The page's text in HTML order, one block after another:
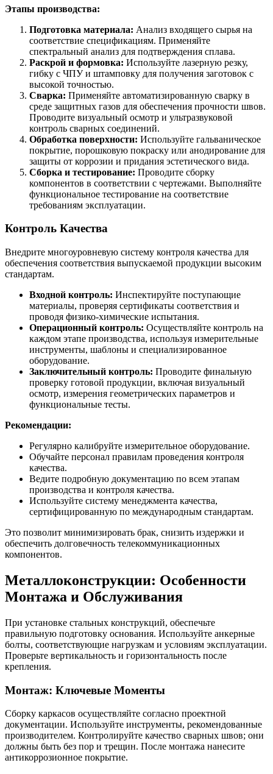
Этапы производства:
Подготовка материала: Анализ входящего сырья на
соответствие спецификациям. Применяйте
спектральный анализ для подтверждения сплава.
Раскрой и формовка: Используйте лазерную резку,
гибку с ЧПУ и штамповку для получения заготовок с
высокой точностью.
Сварка: Применяйте автоматизированную сварку в
среде защитных газов для обеспечения прочности швов.
Проводите визуальный осмотр и ультразвуковой
контроль сварных соединений.
Обработка поверхности: Используйте гальваническое
покрытие, порошковую покраску или анодирование для
защиты от коррозии и придания эстетического вида.
Сборка и тестирование: Проводите сборку
компонентов в соответствии с чертежами. Выполняйте
функциональное тестирование на соответствие
требованиям эксплуатации.
Контроль Качества
Внедрите многоуровневую систему контроля качества для
обеспечения соответствия выпускаемой продукции высоким
стандартам.
Входной контроль: Инспектируйте поступающие
материалы, проверяя сертификаты соответствия и
проводя физико-химические испытания.
Операционный контроль: Осуществляйте контроль на
каждом этапе производства, используя измерительные
инструменты, шаблоны и специализированное
оборудование.
Заключительный контроль: Проводите финальную
проверку готовой продукции, включая визуальный
осмотр, измерения геометрических параметров и
функциональные тесты.
Рекомендации:
Регулярно калибруйте измерительное оборудование.
Обучайте персонал правилам проведения контроля
качества.
Ведите подробную документацию по всем этапам
производства и контроля качества.
Используйте систему менеджмента качества,
сертифицированную по международным стандартам.
Это позволит минимизировать брак, снизить издержки и
обеспечить долговечность телекоммуникационных
компонентов.
Металлоконструкции: Особенности
Монтажа и Обслуживания
При установке стальных конструкций, обеспечьте
правильную подготовку основания. Используйте анкерные
болты, соответствующие нагрузкам и условиям эксплуатации.
Проверьте вертикальность и горизонтальность после
крепления.
Монтаж: Ключевые Моменты
Сборку каркасов осуществляйте согласно проектной
документации. Используйте инструменты, рекомендованные
производителем. Контролируйте качество сварных швов; они
должны быть без пор и трещин. После монтажа нанесите
антикоррозионное покрытие.